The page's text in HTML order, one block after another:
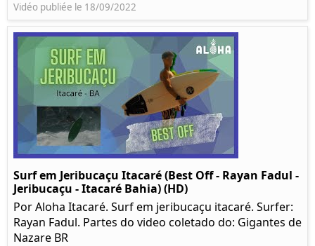
Vidéo publiée le 18/09/2022
Surf em Jeribucaçu Itacaré (Best Off - Rayan Fadul -
Jeribucaçu - Itacaré Bahia) (HD)
Por Aloha Itacaré. Surf em jeribucaçu itacaré. Surfer:
Rayan Fadul. Partes do video coletado do: Gigantes de
Nazare BR